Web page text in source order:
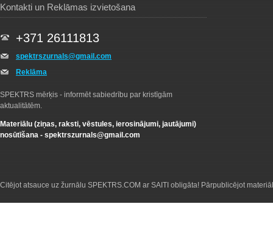
Kontakti un Reklāmas izvietošana
+371 26111813
spektrszurnals@gmail.com
Reklāma
SPEKTRS mērķis - informēt sabiedrību par kristīgām
aktualitātēm.
Materiālu (ziņas, raksti, vēstules, ierosinājumi, jautājumi)
nosūtīšana - spektrszurnals@gmail.com
Citējot atsauce uz žurnālu SPEKTRS.COM ar SAITI obligāta! Pārpublicējot